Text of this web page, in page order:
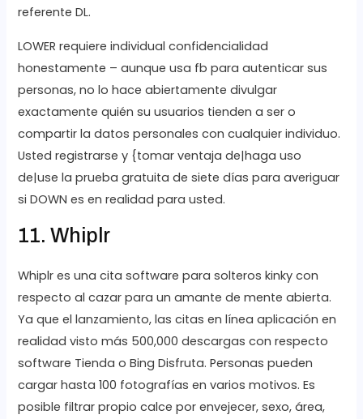
referente DL.
LOWER requiere individual confidencialidad
honestamente – aunque usa fb para autenticar sus
personas, no lo hace abiertamente divulgar
exactamente quién su usuarios tienden a ser o
compartir la datos personales con cualquier individuo.
Usted registrarse y {tomar ventaja de|haga uso
de|use la prueba gratuita de siete días para averiguar
si DOWN es en realidad para usted.
11. Whiplr
Whiplr es una cita software para solteros kinky con
respecto al cazar para un amante de mente abierta.
Ya que el lanzamiento, las citas en línea aplicación en
realidad visto más 500,000 descargas con respecto
software Tienda o Bing Disfruta. Personas pueden
cargar hasta 100 fotografías en varios motivos. Es
posible filtrar propio calce por envejecer, sexo, área,